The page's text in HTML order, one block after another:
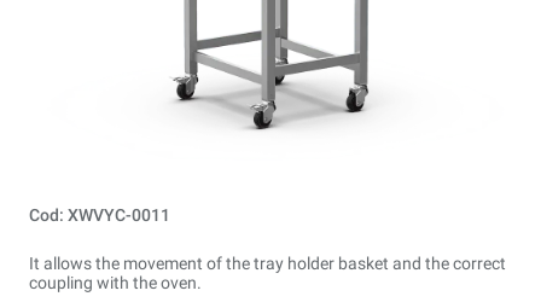
Cod: XWVYC-0011
It allows the movement of the tray holder basket and the correct
coupling with the oven.